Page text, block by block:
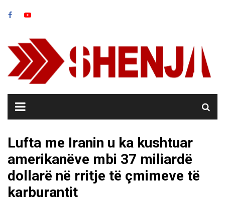
Lufta me Iranin u ka kushtuar
amerikanëve mbi 37 miliardë
dollarë në rritje të çmimeve të
karburantit